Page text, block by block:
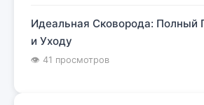
Идеальная Сковорода: Полный
и Уходу
👁 41 просмотров